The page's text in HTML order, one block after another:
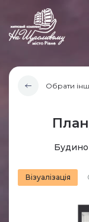
Обрати
Візуалізація